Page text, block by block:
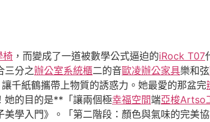
椅 ，而變成了一道被數學公式逼迫的iRock T07
三分之辦公室系統櫃二的音歐凌辦公家具樂和弦
千紙鶴攜帶上物質的誘惑力。她最愛的那盆完
她的目的是**「讓兩個極幸福空間端亞梭Artso
學入門》。「第二階段：顏色與氣味的完美